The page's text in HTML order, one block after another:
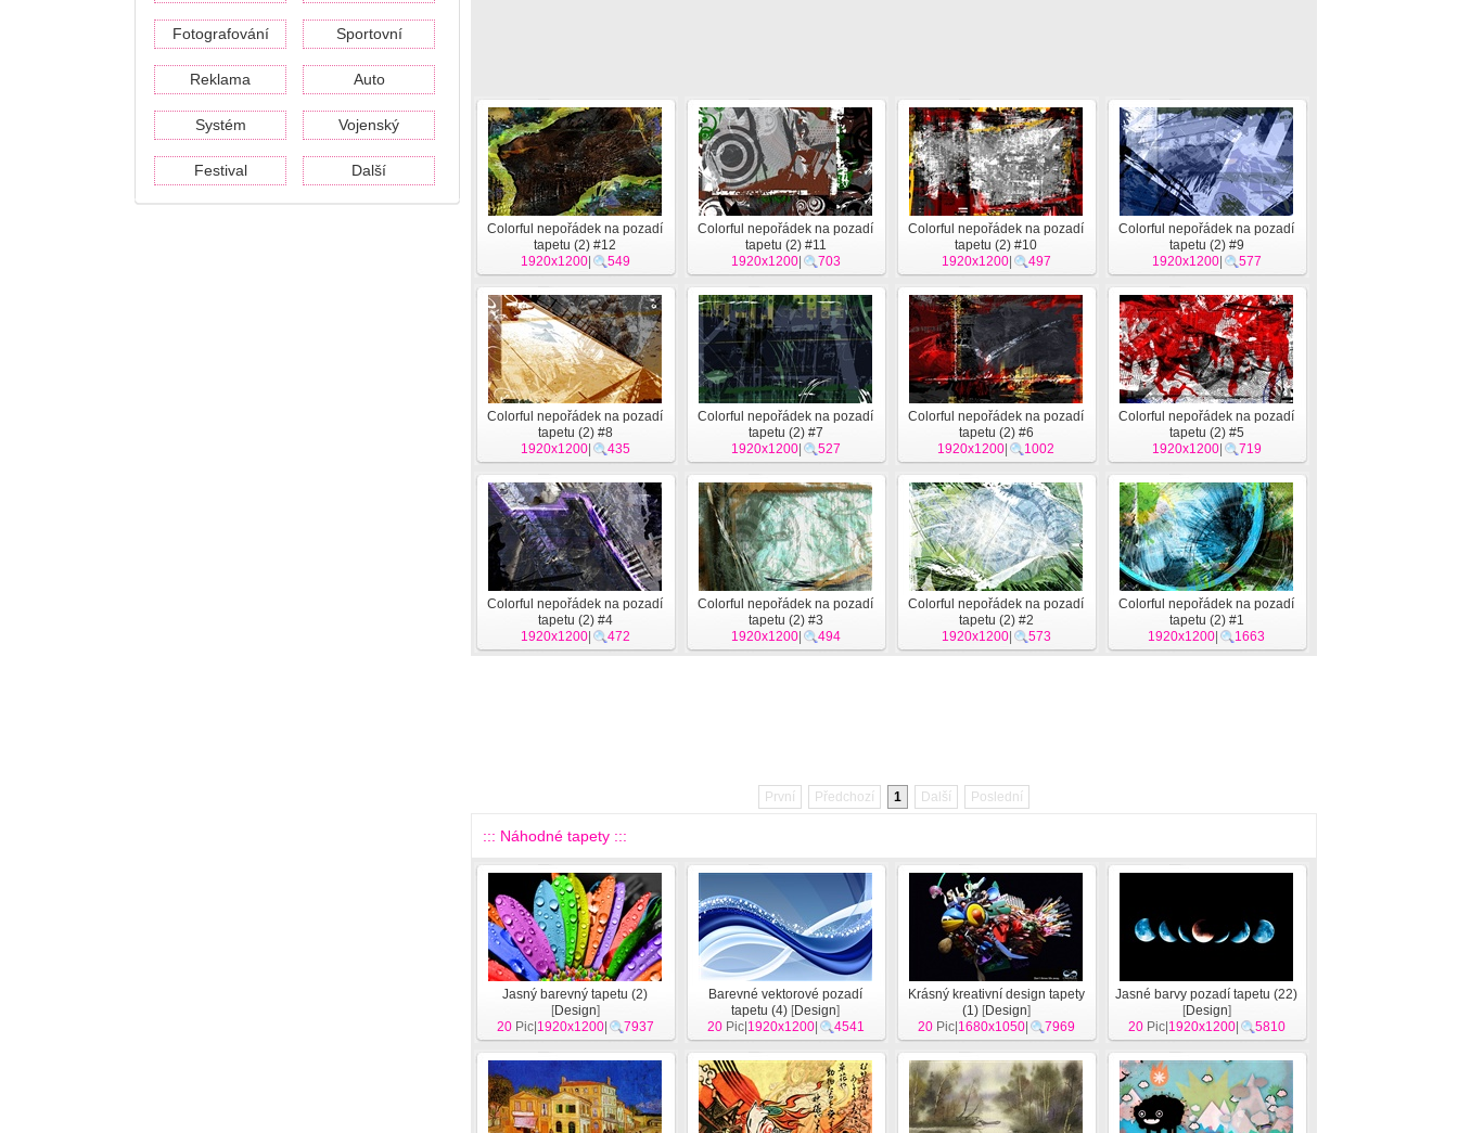
Fotografování Sportovní
Reklama Auto
Systém Vojenský
Festival Další
Colorful nepořádek na pozadí
tapetu (2) #12
1920x1200| 549
Colorful nepořádek na pozadí
tapetu (2) #11
1920x1200| 703
Colorful nepořádek na pozadí
tapetu (2) #10
1920x1200| 497
Colorful nepořádek na pozadí
tapetu (2) #9
1920x1200| 577
Colorful nepořádek na pozadí
tapetu (2) #8
1920x1200| 435
Colorful nepořádek na pozadí
tapetu (2) #7
1920x1200| 527
Colorful nepořádek na pozadí
tapetu (2) #6
1920x1200
1002
Colorful nepořádek na pozadí
tapetu (2) #5
1920x1200| 719
Colorful nepořádek na pozadí
tapetu (2) #4
1920x1200| 472
Colorful nepořádek na pozadí
tapetu (2) #3
1920x1200| 494
Colorful nepořádek na pozadí
tapetu (2) #2
1920x1200| 573
Colorful nepořádek na pozadí
tapetu (2) #1
1920x1200
1663
První Předchozí 1 Další Poslední
::: Náhodné tapety :::
Jasný barevný tapetu (2)
[Design]
20Pic| 1920x1200| 7937
Barevné vektorové pozadí
tapetu (4) [Design]
20Pic| 1920x1200| 4541
Krásný kreativní design tapety
(1)[Design]
20Pic| 1680x1050| 7969
Jasné barvy pozadí tapetu (22)
[Design]
20Pic| 1920x1200| 5810